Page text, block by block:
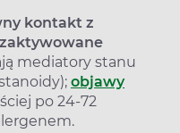
kontakt z
mediatory stanu
objawy
po 24-72